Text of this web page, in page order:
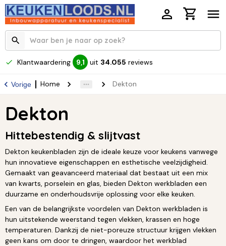
Klantwaardering 9,1 uit 34.055 reviews
Vorige Home Dekton
Dekton
Hittebestendig & slijtvast
Dekton keukenbladen zijn de ideale keuze voor keukens vanwege
hun innovatieve eigenschappen en esthetische veelzijdigheid.
Gemaakt van geavanceerd materiaal dat bestaat uit een mix
van kwarts, porselein en glas, bieden Dekton werkbladen een
duurzame en onderhoudsvrije oplossing voor elke keuken.
Een van de belangrijkste voordelen van Dekton werkbladen is
hun uitstekende weerstand tegen vlekken, krassen en hoge
temperaturen. Dankzij de niet-poreuze structuur krijgen vlekken
geen kans om door te dringen, waardoor het werkblad